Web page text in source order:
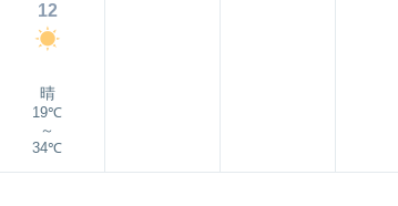
12
晴
19℃
～
34℃